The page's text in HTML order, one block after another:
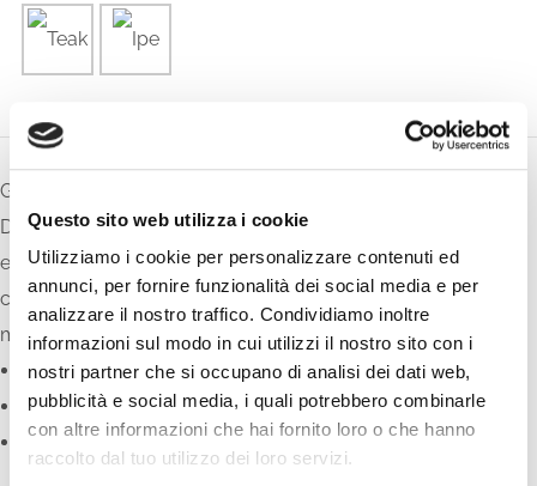
Questo sito web utilizza i cookie
Utilizziamo i cookie per personalizzare contenuti ed
annunci, per fornire funzionalità dei social media e per
analizzare il nostro traffico. Condividiamo inoltre
informazioni sul modo in cui utilizzi il nostro sito con i
nostri partner che si occupano di analisi dei dati web,
pubblicità e social media, i quali potrebbero combinarle
con altre informazioni che hai fornito loro o che hanno
raccolto dal tuo utilizzo dei loro servizi.
Grazie al suo rivestimento avvolgente e impermeabile, Kiko
Decking è particolarmente adatto all’utilizzo in ambienti
esterni come dehors di bar e ristoranti, bordi piscine,
camminamenti e terrazze. Facile da pulire. Bassa
manutenzione.
Formato: 220,00 cm x 13,80 cm
Spessore : 22 mm
Fissaggio: sistema a clip